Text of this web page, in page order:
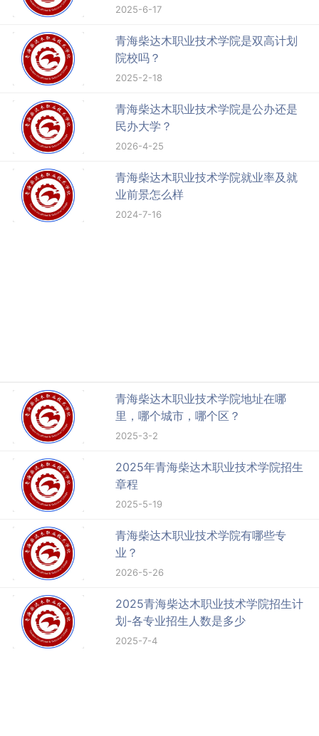
2025-6-17
青海柴达木职业技术学院是双高计划
院校吗？
2025-2-18
青海柴达木职业技术学院是公办还是
民办大学？
2026-4-25
青海柴达木职业技术学院就业率及就
业前景怎么样
2024-7-16
青海柴达木职业技术学院地址在哪
里，哪个城市，哪个区？
2025-3-2
2025年青海柴达木职业技术学院招生
章程
2025-5-19
青海柴达木职业技术学院有哪些专
业？
2026-5-26
2025青海柴达木职业技术学院招生计
划-各专业招生人数是多少
2025-7-4